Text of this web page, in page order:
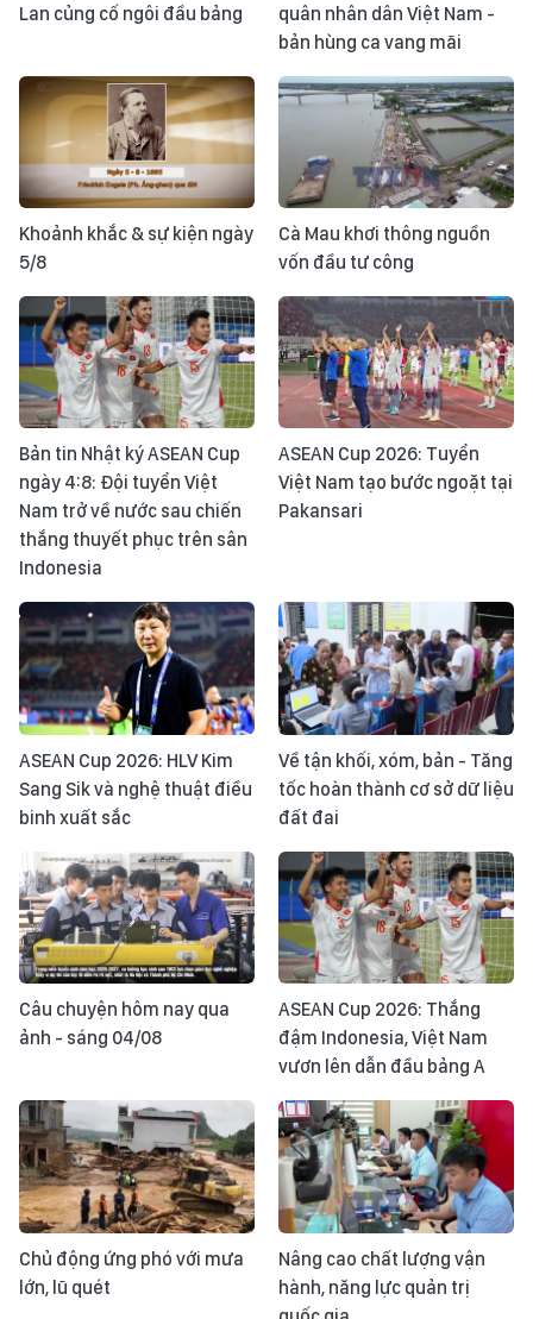
Lan củng cố ngôi đầu bảng
quân nhân dân Việt Nam -
bản hùng ca vang mãi
Khoảnh khắc & sự kiện ngày
5/8
Cà Mau khơi thông nguồn
vốn đầu tư công
Bản tin Nhật ký ASEAN Cup
ngày 4:8: Đội tuyển Việt
Nam trở về nước sau chiến
thắng thuyết phục trên sân
Indonesia
ASEAN Cup 2026: Tuyển
Việt Nam tạo bước ngoặt tại
Pakansari
ASEAN Cup 2026: HLV Kim
Sang Sik và nghệ thuật điều
binh xuất sắc
Về tận khối, xóm, bản - Tăng
tốc hoàn thành cơ sở dữ liệu
đất đai
Câu chuyện hôm nay qua
ảnh - sáng 04/08
ASEAN Cup 2026: Thắng
đậm Indonesia, Việt Nam
vươn lên dẫn đầu bảng A
Chủ động ứng phó với mưa
lớn, lũ quét
Nâng cao chất lượng vận
hành, năng lực quản trị